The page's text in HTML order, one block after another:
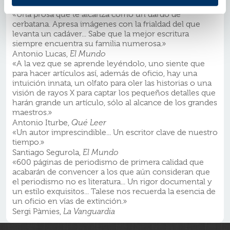
Francisco Calvo Serraller,El País
«Una prosa que te alcanza como un dardo de
cerbatana. Apresa imágenes con la frialdad del que
levanta un cadáver... Sabe que la mejor escritura
siempre encuentra su familia numerosa.»
Antonio Lucas, El Mundo
«A la vez que se aprende leyéndolo, uno siente que
para hacer artículos así, además de oficio, hay una
intuición innata, un olfato para oler las historias o una
visión de rayos X para captar los pequeños detalles que
harán grande un artículo, sólo al alcance de los grandes
maestros.»
Antonio Iturbe, Qué Leer
«Un autor imprescindible... Un escritor clave de nuestro
tiempo.»
Santiago Segurola, El Mundo
«600 páginas de periodismo de primera calidad que
acabarán de convencer a los que aún consideran que
el periodismo no es literatura... Un rigor documental y
un estilo exquisitos... Talese nos recuerda la esencia de
un oficio en vías de extinción.»
Sergi Pàmies, La Vanguardia